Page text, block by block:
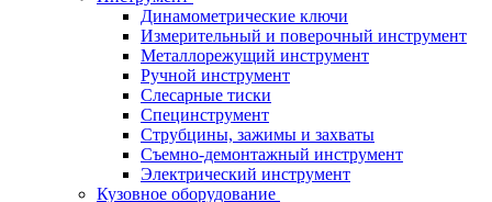
Динамометрические ключи
Измерительный и поверочный инструмент
Металлорежущий инструмент
Ручной инструмент
Слесарные тиски
Специнструмент
Струбцины, зажимы и захваты
Съемно-демонтажный инструмент
Электрический инструмент
Кузовное оборудование